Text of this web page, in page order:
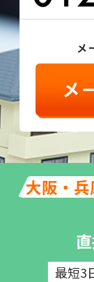
メ
大阪・
最短3